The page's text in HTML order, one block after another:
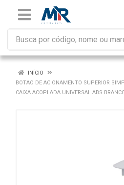
INÍCIO
BOTAO DE ACIONAMENTO SUPERIOR
CAIXA ACOPLADA UNIVERSAL ABS